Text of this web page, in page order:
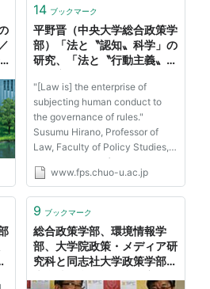
割り深掘り型で「真理を追究
解決をしようとする学問。
脱し、個別の問題構造と解決
の理解
を抽出する方法を学ぶことを
14 ブックマーク
平野晋（中央大学総合政策学
部）「法と〝認知〟科学」の
研究、「法と〝行動主義〟」
"[Law is] the enterprise of
subjecting human conduct to
the governance of rules."
Susumu Hirano, Professor of
Law, Faculty of Policy Studies,
Chuo University (Tokyo,
JAPAN); Member of the New
States of America) . Copyright
Hirano. All rights rese...
www.fps.chuo-u.ac.jp
9 ブックマーク
総合政策学部、環境情報学
部、大学院政策・メディア研
究科と同志社大学政策学部、